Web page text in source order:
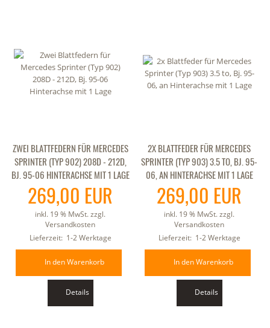
ZWEI BLATTFEDERN FÜR MERCEDES
SPRINTER (TYP 902) 208D - 212D,
BJ. 95-06 HINTERACHSE MIT 1 LAGE
269,00 EUR
inkl. 19 % MwSt. zzgl.
Versandkosten
Lieferzeit: 1-2 Werktage
In den Warenkorb
Details
2X BLATTFEDER FÜR MERCEDES
SPRINTER (TYP 903) 3.5 TO, BJ. 95-
06, AN HINTERACHSE MIT 1 LAGE
269,00 EUR
inkl. 19 % MwSt. zzgl.
Versandkosten
Lieferzeit: 1-2 Werktage
In den Warenkorb
Details